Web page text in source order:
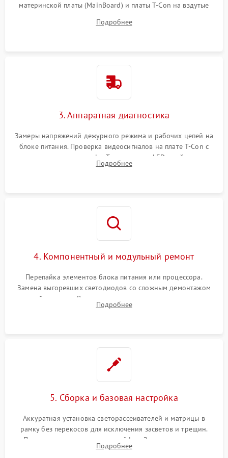
материнской платы (MainBoard) и платы T-Con на вздутые
Проверка надежности фиксации и целостности шлейфов.
Подробнее
3. Аппаратная диагностика
Замеры напряжений дежурного режима и рабочих цепей на
блоке питания. Проверка видеосигналов на плате T-Con с
помощью осциллографа. Тестирование LED-драйвера и
светодиодных планок подсветки мультиметром.
Подробнее
4. Компонентный и модульный ремонт
Перепайка элементов блока питания или процессора.
Замена выгоревших светодиодов со сложным демонтажом
хрупкой матрицы. Восстановление поврежденных дорожек,
прошивка микросхем памяти EEPROM
Подробнее
5. Сборка и базовая настройка
Аккуратная установка светорассеивателей и матрицы в
рамку без перекосов для исключения засветов и трещин.
Подключение внутренних шлейфов. Закрытие корпуса.
Сброс настроек и обновление программного обеспечения.
Подробнее